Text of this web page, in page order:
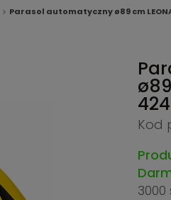
Parasol automatyczny ø89 cm
Kod
3000